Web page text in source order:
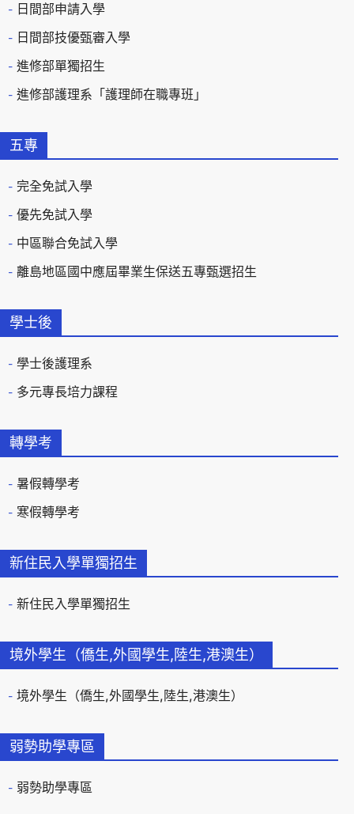
日間部申請入學
日間部技優甄審入學
進修部單獨招生
進修部護理系「護理師在職專班」
五專
完全免試入學
優先免試入學
中區聯合免試入學
離島地區國中應屆畢業生保送五專甄選招生
學士後
學士後護理系
多元專長培力課程
轉學考
暑假轉學考
寒假轉學考
新住民入學單獨招生
新住民入學單獨招生
境外學生（僑生,外國學生,陸生,港澳生）
境外學生（僑生,外國學生,陸生,港澳生）
弱勢助學專區
弱勢助學專區